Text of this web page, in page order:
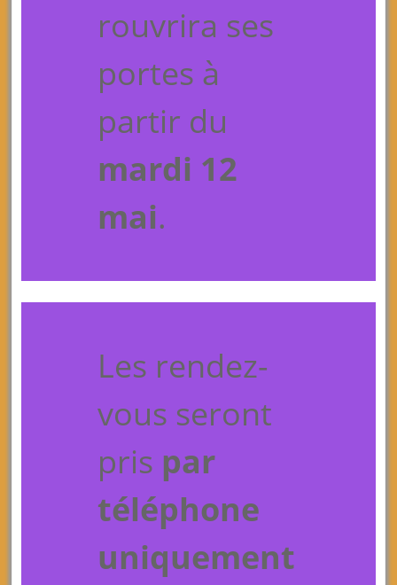
rouvrira ses
portes à
partir du
mardi 12
mai.
Les rendez-
vous seront
pris par
téléphone
uniquement